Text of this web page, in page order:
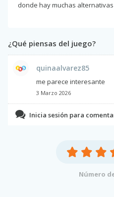
donde hay muchas
¿Qué piensas del juego?
quinaalvarez85
me parece interesante
3 Marzo 2026
Inicia sesión para
Número